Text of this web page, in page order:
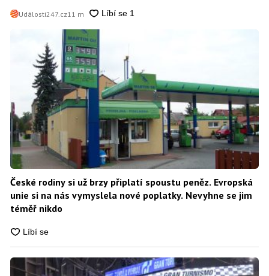
Události247.cz11 m
České rodiny si už brzy připlatí spoustu peněz. Evropská
unie si na nás vymyslela nové poplatky. Nevyhne se jim
téměř nikdo